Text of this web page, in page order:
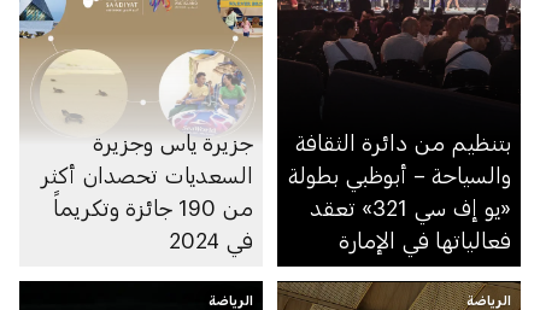
بتنظيم من دائرة الثقافة
والسياحة – أبوظبي بطولة
«يو إف سي 321» تعقد
فعالياتها في الإمارة
جزيرة ياس وجزيرة
السعديات تحصدان أكثر
من 190 جائزة وتكريماً
في 2024
الرياضة الرياضة